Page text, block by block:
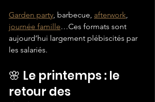
Garden party, barbecue, afterwork,
journée famille…Ces formats sont
aujourd’hui largement plébiscités par
les salariés.
🌸 Le printemps : le
retour des